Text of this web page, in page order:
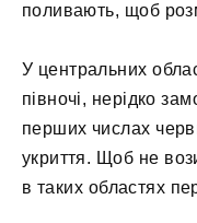
поливають, щоб
У центральних
півночі, нерідко
перших числах
укриття. Щоб не
в таких областях